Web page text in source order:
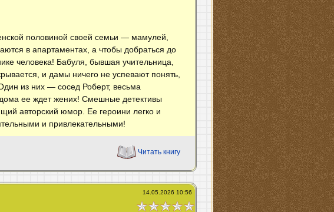
половиной своей семьи — мамулей,
в апартаментах, а чтобы добраться до
человека! Бабуля, бывшая учительница,
и дамы ничего не успевают понять,
из них — сосед Роберт, весьма
ее ждет жених! Смешные детективы
авторский юмор. Ее героини легко и
и привлекательными!
Читать книгу
14.05.2026 10:56